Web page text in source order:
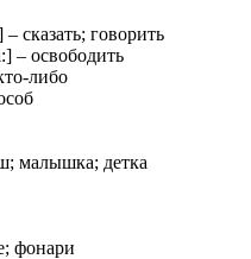
– сказать; говорить
– освободить
либо
малышка; детка
фонари